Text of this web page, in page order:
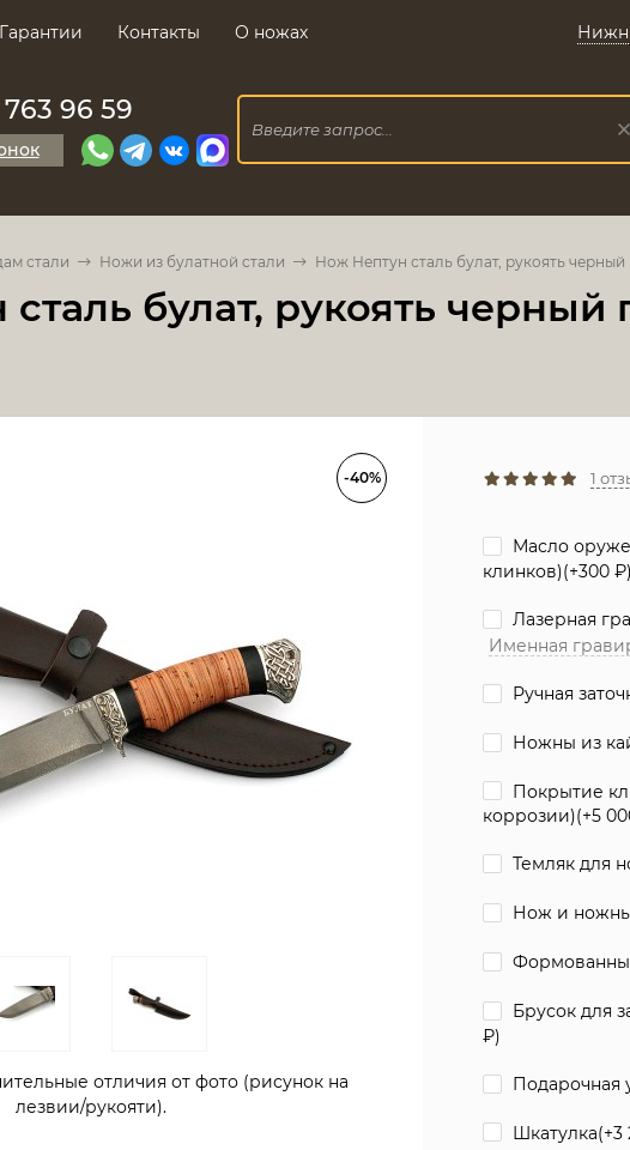
Гарантии Контакты О ножах
96 59
стали Ножи из булатной стали Нож Нептун сталь булат, рукоять
булат, рукоять черный
-40%
отличия от фото (рисунок на
лезвии/рукояти).
1
Масло
клинков)(+300₽)
Лазерная
Именная
Ручная
Ножны из
Покрытие
коррозии)(+5
Темляк для
Нож и
Брусок для
₽)
Подарочная
Шкатулка(+3